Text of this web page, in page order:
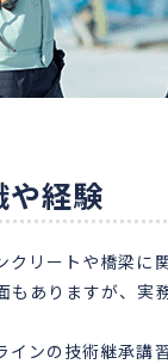
や経験
リートや橋梁
ありますが、
ンの技術継承